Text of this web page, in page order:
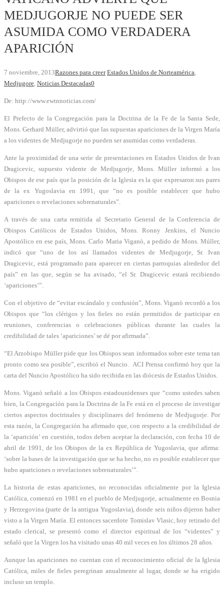
MEDJUGORJE NO PUEDE SER
ASUMIDA COMO VERDADERA
APARICIÓN
7 noviembre, 2013Razones para creer Estados Unidos de Norteamérica,
Medjugore, Noticias Destacadas0
De: http://www.ewtnnoticias.com/
El Prefecto de la Congregación para la Doctrina de la Fe de la Santa Sede,
Mons. Gerhard Müller, advirtió que las supuestas apariciones de la Virgen María
a los videntes de Medjugorje no pueden ser asumidas como verdaderas.
Ante la proximidad de una serie de presentaciones en Estados Unidos de Ivan
Dragicevic, supuesto vidente de Medjugorje, Mons. Müller informó a los
Obispos de ese país que la posición de la Iglesia es la que expresaron sus pares
de la ex Yugoslavia en 1991, que “no es posible establecer que hubo
apariciones o revelaciones sobrenaturales”.
A través de una carta remitida al Secretario General de la Conferencia de
Obispos Católicos de Estados Unidos, Mons. Ronny Jenkins, el Nuncio
Apostólico en ese país, Mons. Carlo Maria Viganò, a pedido de Mons. Múller,
indicó que “uno de los así llamados videntes de Medjugorje, Sr. Ivan
Dragicevic, está programado para aparecer en ciertas parroquias alrededor del
país” en las que, según se ha avisado, “el Sr. Dragicevic estará recibiendo
‘apariciones’”.
Con el objetivo de “evitar escándalo y confusión”, Mons. Viganò recordó a los
Obispos que “los clérigos y los fieles no están permitidos de participar en
reuniones, conferencias o celebraciones públicas durante las cuales la
credibilidad de tales ‘apariciones’ se dé por afirmada”.
“El Arzobispo Müller pide que los Obispos sean informados sobre este tema tan
pronto como sea posible”, escribió el Nuncio. ACI Prensa confirmó hoy que la
carta del Nuncio Apostólico ha sido recibida en las diócesis de Estados Unidos.
Mons. Viganò señaló a los Obispos estadounidenses que “como ustedes saben
bien, la Congregación para la Doctrina de la Fe está en el proceso de investigar
ciertos aspectos doctrinales y disciplinares del fenómeno de Medjugorje. Por
esta razón, la Congregación ha afirmado que, con respecto a la credibilidad de
la ‘aparición’ en cuestión, todos deben aceptar la declaración, con fecha 10 de
abril de 1991, de los Obispos de la ex República de Yugoslavia, que afirma:
‘sobre la bases de la investigación que se ha hecho, no es posible establecer que
hubo apariciones o revelaciones sobrenaturales’”.
La historia de estas apariciones, no reconocidas oficialmente por la Iglesia
Católica, comenzó en 1981 en el pueblo de Medjugorje, actualmente en Bosnia
y Herzegovina (parte de la antigua Yugoslavia), donde seis niños dijeron haber
visto a la Virgen María. El entonces sacerdote Tomislav Vlasic, hoy retirado del
estado clerical, se presentó como el director espiritual de los “videntes” y
señaló que la Virgen los ha visitado unas 40 mil veces en los últimos 28 años.
Aunque las apariciones no cuentan con el reconocimiento oficial de la Iglesia
Católica, miles de fieles peregrinan anualmente al lugar, donde se ha erigido
incluso un templo.